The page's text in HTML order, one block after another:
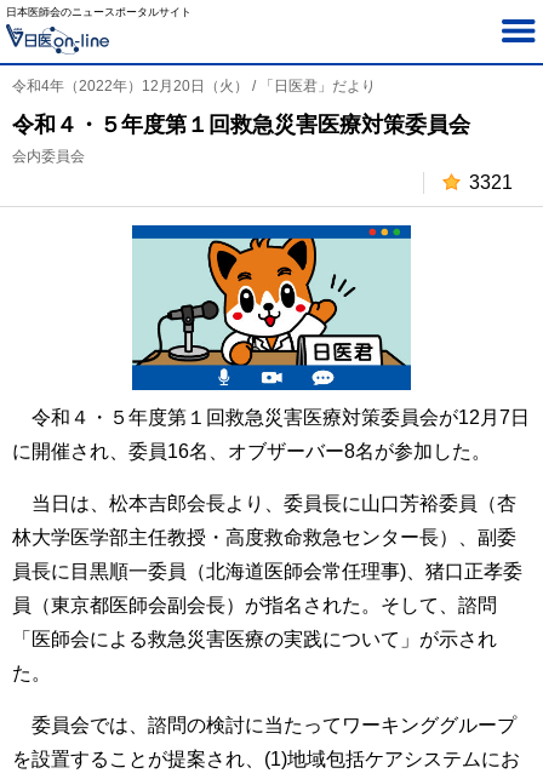
日本医師会のニュースポータルサイト
令和4年（2022年）12月20日（火） / 「日医君」だより
令和４・５年度第１回救急災害医療対策委員会
会内委員会
3321
令和４・５年度第１回救急災害医療対策委員会が12月7日
に開催され、委員16名、オブザーバー8名が参加した。
当日は、松本吉郎会長より、委員長に山口芳裕委員（杏
林大学医学部主任教授・高度救命救急センター長）、副委
員長に目黒順一委員（北海道医師会常任理事)、猪口正孝委
員（東京都医師会副会長）が指名された。そして、諮問
「医師会による救急災害医療の実践について」が示され
た。
委員会では、諮問の検討に当たってワーキンググループ
を設置することが提案され、(1)地域包括ケアシステムにお